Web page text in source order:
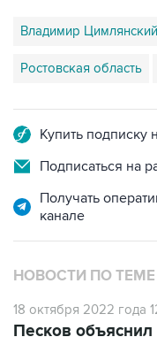
Владимир Цимлянский
Ростовская область
Купить подписку
Подписаться на
Получать
канале
НОВОСТИ ПО ТЕМЕ
18 октября 2022 года
Песков объяснил